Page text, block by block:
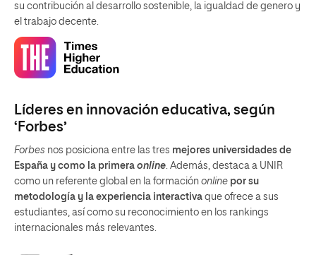
su contribución al desarrollo sostenible, la igualdad de genero y
el trabajo decente.
Líderes en innovación educativa, según
‘Forbes’
Forbes nos posiciona entre las tres mejores universidades de
España y como la primera online. Además, destaca a UNIR
como un referente global en la formación online por su
metodología y la experiencia interactiva que ofrece a sus
estudiantes, así como su reconocimiento en los rankings
internacionales más relevantes.